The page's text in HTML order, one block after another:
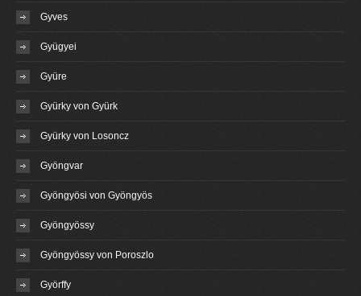
Gyves
Gyügyei
Gyüre
Gyürky von Gyürk
Gyürky von Losoncz
Gyöngvar
Gyöngyösi von Gyöngyös
Gyöngyössy
Gyöngyössy von Poroszlo
Györffy